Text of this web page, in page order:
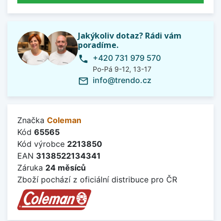
Jakýkoliv dotaz? Rádi vám
poradíme.
phone +420 731 979 570
Po-Pá 9-12, 13-17
mail_outline info@trendo.cz
Značka Coleman
Kód 65565
Kód výrobce 2213850
EAN 3138522134341
Záruka 24 měsíců
Zboží pochází z oficiální distribuce pro ČR